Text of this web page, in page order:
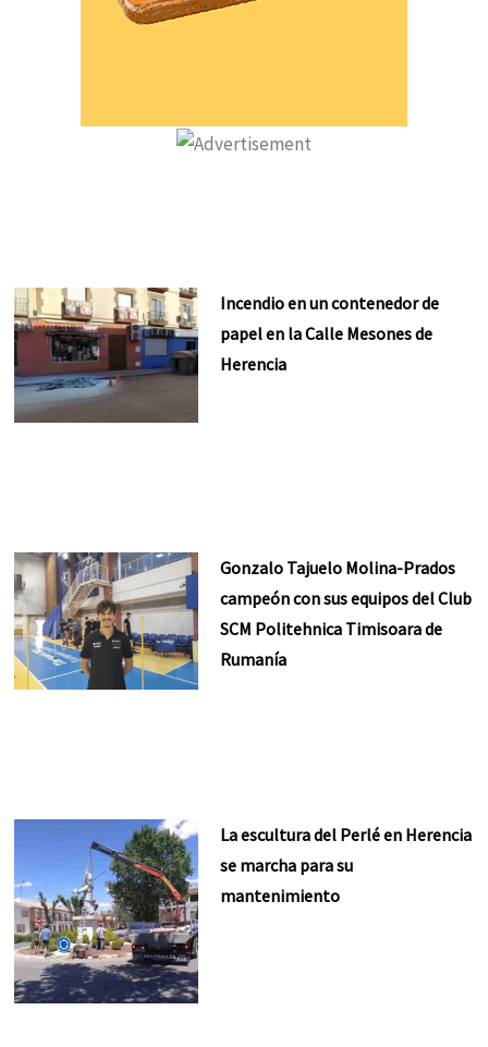
Incendio en un contenedor de
papel en la Calle Mesones de
Herencia
Gonzalo Tajuelo Molina-Prados
campeón con sus equipos del Club
SCM Politehnica Timisoara de
Rumanía
La escultura del Perlé en Herencia
se marcha para su
mantenimiento